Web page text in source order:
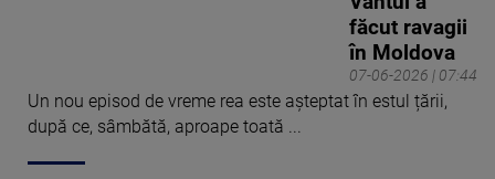
07-06-2026 | 07:44
făcut ravagii
în Moldova
Un nou episod de vreme rea este așteptat în estul țării,
după ce, sâmbătă, aproape toată ...